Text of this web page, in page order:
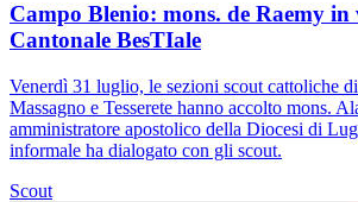
Campo Blenio: mons. de Raemy
Cantonale BesTIale
Venerdì 31 luglio, le sezioni scout cattoliche
Massagno e Tesserete hanno accolto mons.
amministratore apostolico della Diocesi di
informale ha dialogato con gli scout.
Scout